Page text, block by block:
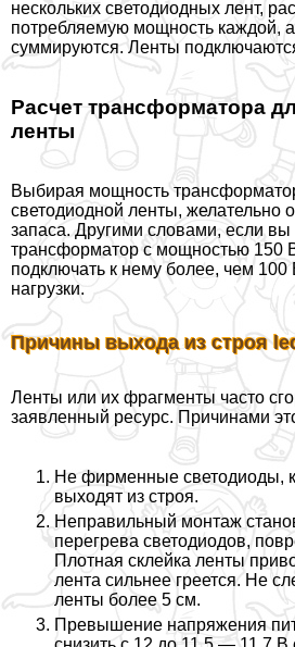
нескольких светодиодных лент,
потрeбляемую мощность каждой,
суммируются. Ленты
Расчет трaнcформатора
ленты
Выбирая мощность
светодиодной ленты, желательно
запаса. Другими словами, если
трaнcформатор с мощностью 150
подключать к нему более, чем 100
нагрузки.
Причины выхода из строя
Ленты или их фрагменты часто
заявленный ресурс. Причинами
Не фирменные светодиоды,
выходят из строя.
Неправильный монтаж
перегрева светодиодов,
Плотная склейка ленты
лента сильнее греется. Не
ленты более 5 см.
Превышение напряжения